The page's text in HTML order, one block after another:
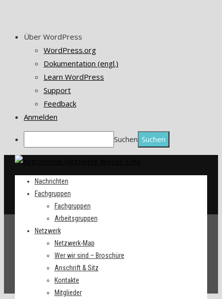
Über WordPress
WordPress.org
Dokumentation (engl.)
Learn WordPress
Support
Feedback
Anmelden
Suchen
Nachrichten
Fachgruppen
Fachgruppen
Arbeitsgruppen
Netzwerk
Netzwerk-Map
Wer wir sind – Broschüre
Anschrift & Sitz
Kontakte
Mitglieder